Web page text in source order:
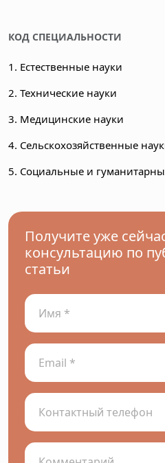
КОД СПЕЦИАЛЬНОСТИ
1. Естественные науки
2. Технические науки
3. Медицинские науки
4. Сельскохозяйственные
5. Социальные и
Получите уже
консультацию по
статьи